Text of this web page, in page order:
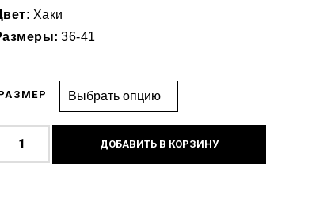
Хаки
36-41
ДОБАВИТЬ В КОРЗИНУ